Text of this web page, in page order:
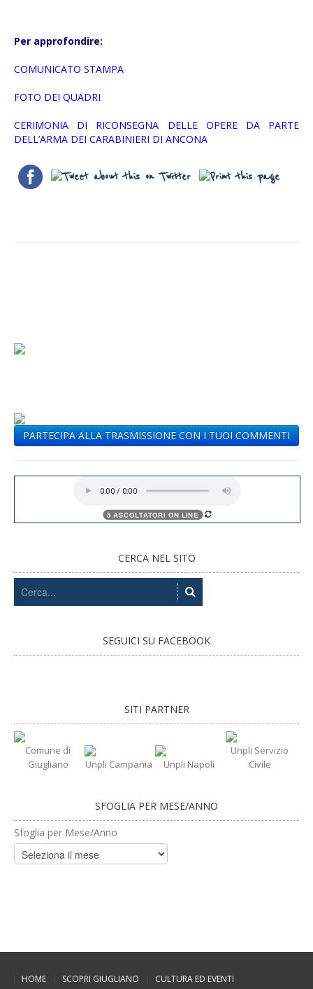
Per approfondire:
COMUNICATO STAMPA
FOTO DEI QUADRI
CERIMONIA DI RICONSEGNA DELLE OPERE DA PARTE
DELL’ARMA DEI CARABINIERI DI ANCONA
PARTECIPA ALLA TRASMISSIONE CON I TUOI COMMENTI
CERCA NEL SITO
SEGUICI SU FACEBOOK
SITI PARTNER
Comune di
Giugliano
Unpli Campania Unpli Napoli
Unpli Servizio
Civile
SFOGLIA PER MESE/ANNO
Sfoglia per Mese/Anno
HOME SCOPRI GIUGLIANO CULTURA ED EVENTI